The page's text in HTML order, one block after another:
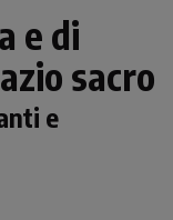
e di
sacro
e